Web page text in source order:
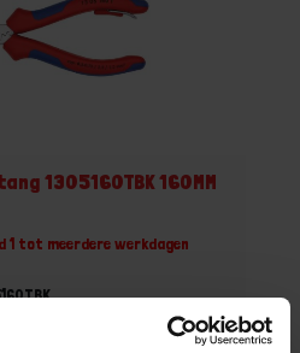
1305160TBK 160MM
1 tot meerdere werkdagen